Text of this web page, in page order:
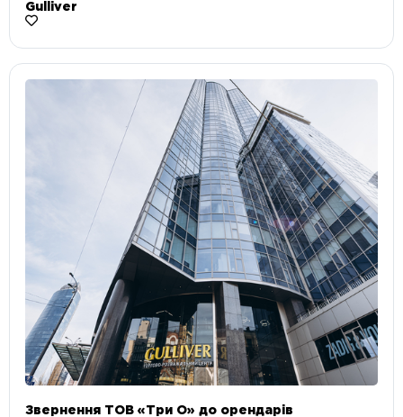
Gulliver
Звернення ТОВ «Три О» до орендарів